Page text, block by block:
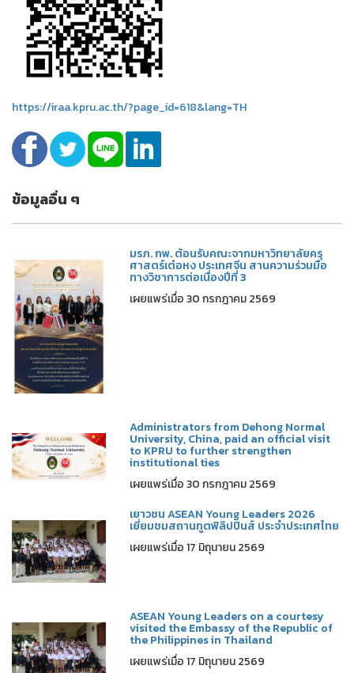
https://iraa.kpru.ac.th/?page_id=618&lang=TH
ข้อมูลอื่น ๆ
มรภ. กพ. ต้อนรับคณะจากมหาวิทยาลัยครุ
ศาสตร์เต๋อหง ประเทศจีน สานความร่วมมือ
ทางวิชาการต่อเนื่องปีที่ 3
เผยแพร่เมื่อ 30 กรกฎาคม 2569
Administrators from Dehong Normal
University, China, paid an official visit
to KPRU to further strengthen
institutional ties
เผยแพร่เมื่อ 30 กรกฎาคม 2569
เยาวชน ASEAN Young Leaders 2026
เยี่ยมชมสถานทูตฟิลิปปินส์ ประจำประเทศไทย
เผยแพร่เมื่อ 17 มิถุนายน 2569
ASEAN Young Leaders on a courtesy
visited the Embassy of the Republic of
the Philippines in Thailand
เผยแพร่เมื่อ 17 มิถุนายน 2569